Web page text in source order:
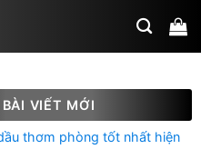
BÀI VIẾT MỚI
thơm phòng tốt nhất hiện